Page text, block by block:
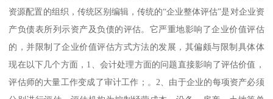
资源配置的组织，传统区别编辑，传统的“企业整体评估”是对企业资
产负债表所列示资产及负债的评估。它严重地影响了企业价值评估
的，并限制了企业价值评估方式方法的发展，其偏颇与限制具体体
现在以下几个方面，1、会计处理方面的问题直接影响了评估价值，
评估师的大量工作变成了审计工作；。2、由于企业的每项资产必须